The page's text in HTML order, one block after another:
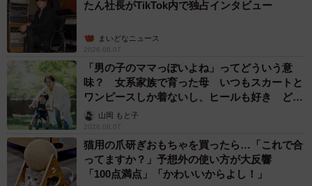
たん社長がTikTok内で独占インタビュー
まいどなニュース
2026.08.07
「男の子のママっぽいよね」ってどういう意
味？ 女系家族で育った母 いつもスカートと
ワンピースしか着ないし、ヒールも好き どの
へんが…
山岡 もと子
2026.08.07
猫用の爪研ぎおもちゃを買ったら…「これで合
ってますか？」予想外の使い方が大反響
「100点満点」「かわいいからよし！」